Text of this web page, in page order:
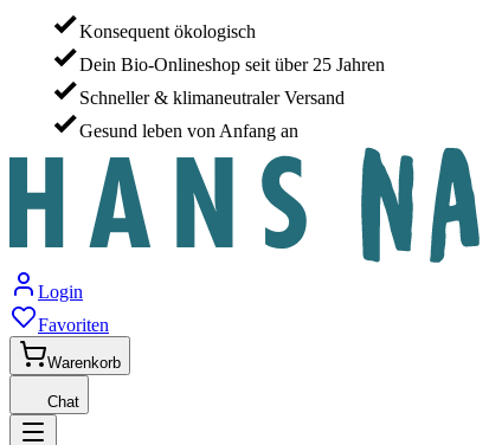
Konsequent ökologisch
Dein Bio-Onlineshop seit über 25 Jahren
Schneller & klimaneutraler Versand
Gesund leben von Anfang an
Login
Favoriten
Warenkorb
Chat